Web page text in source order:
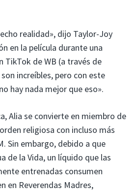
realidad», dijo Taylor-Joy
en la película durante una
TikTok de WB (a través de
increíbles, pero con este
hay nada mejor que eso».
Alia se convierte en miembro de
religiosa con incluso más
Sin embargo, debido a que
de la Vida, un líquido que las
entrenadas consumen
en Reverendas Madres,